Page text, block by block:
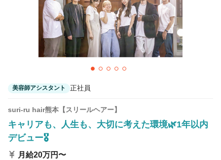
美容師アシスタント 正社員
suri-ru hair熊本【スリールヘアー】
キャリアも、人生も、大切に考えた環境🌿1年以内
デビュー🎖
月給20万円〜